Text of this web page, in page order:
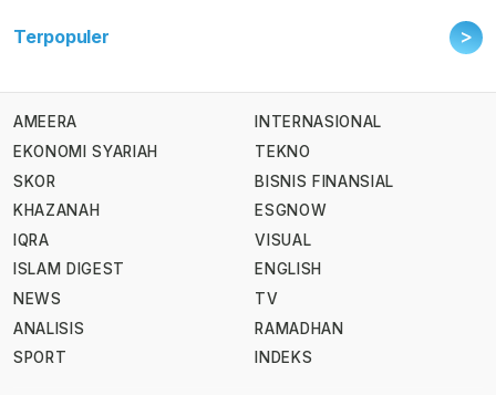
Terpopuler >
AMEERA
EKONOMI SYARIAH
SKOR
KHAZANAH
IQRA
ISLAM DIGEST
NEWS
ANALISIS
SPORT
INTERNASIONAL
TEKNO
BISNIS FINANSIAL
ESGNOW
VISUAL
ENGLISH
TV
RAMADHAN
INDEKS